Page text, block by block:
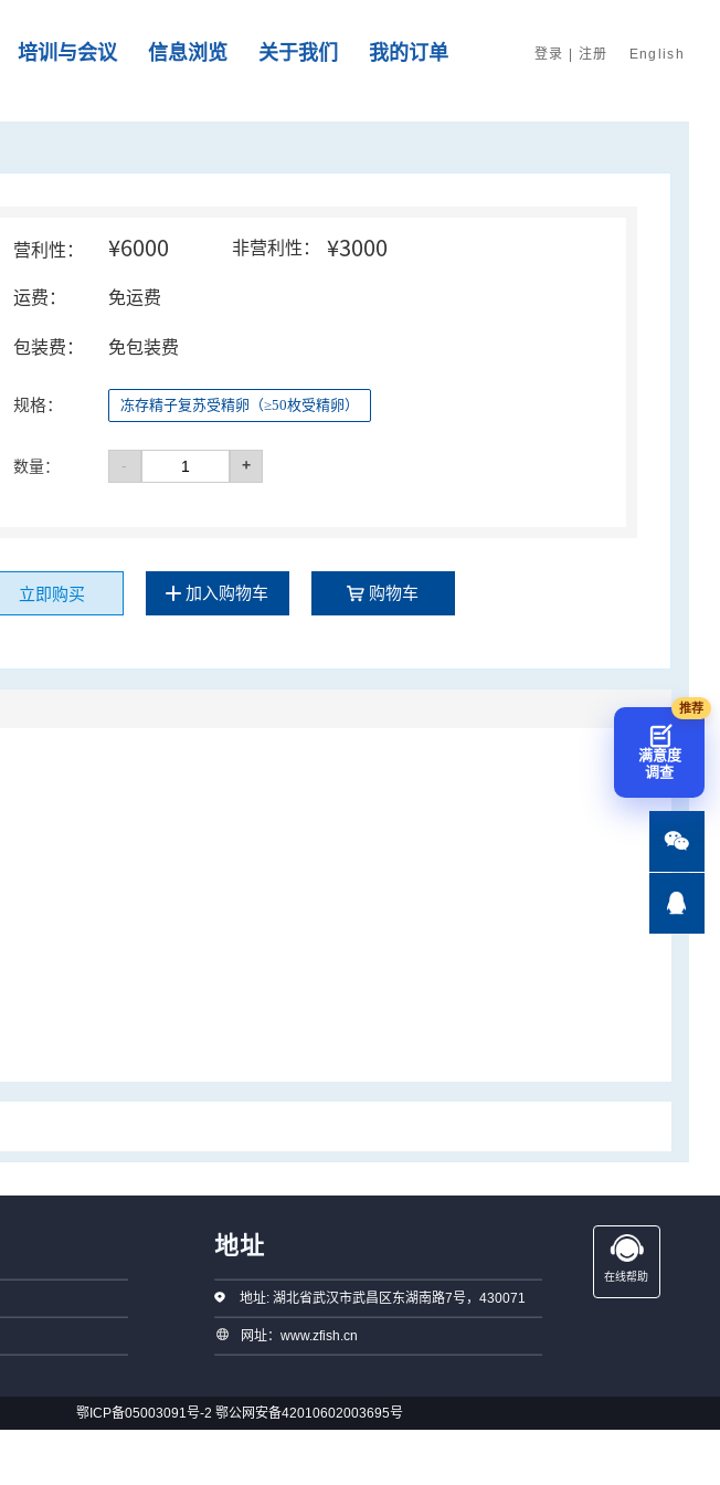
培训与会议 信息浏览 关于我们 我的订单 登录 | 注册 English
营利性： ¥6000 非营利性： ¥3000
运费： 免运费
包装费： 免包装费
规格： 冻存精子复苏受精卵（≥50枚受精卵）
数量： - +
立即购买 加入购物车 购物车
地址
地址: 湖北省武汉市武昌区东湖南路7号，430071
网址：www.zfish.cn
在线帮助
鄂ICP备05003091号-2 鄂公网安备42010602003695号
满意度
调查

